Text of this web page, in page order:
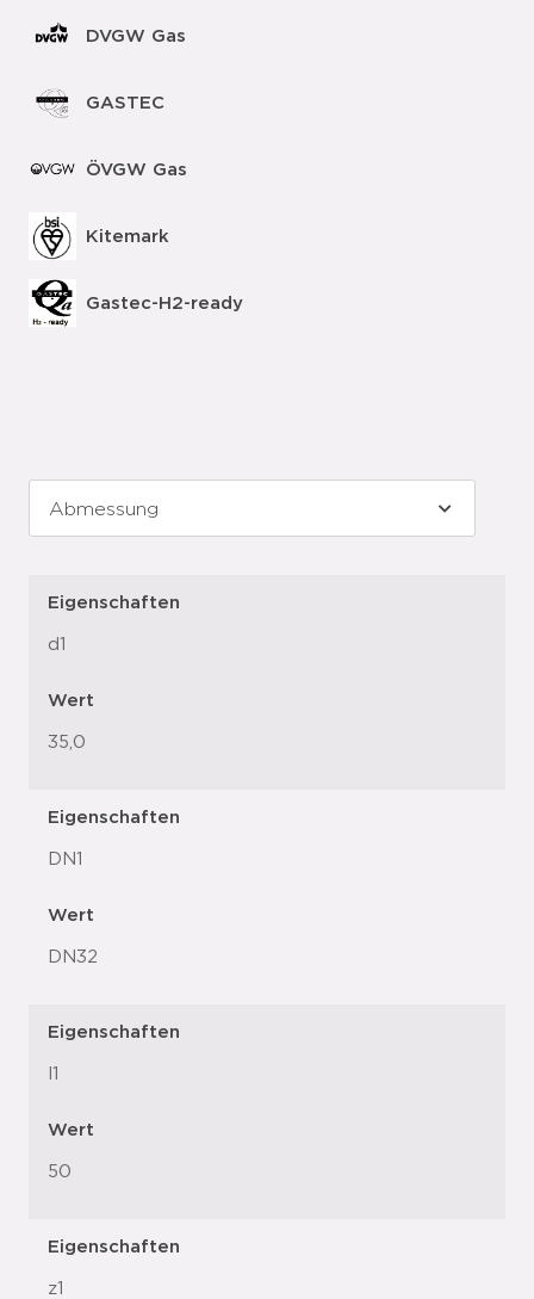
DVGW Gas
GASTEC
ÖVGW Gas
Kitemark
Gastec-H2-ready
Eigenschaften
d1
Wert
35,0
Eigenschaften
DN1
Wert
DN32
Eigenschaften
l1
Wert
50
Eigenschaften
z1